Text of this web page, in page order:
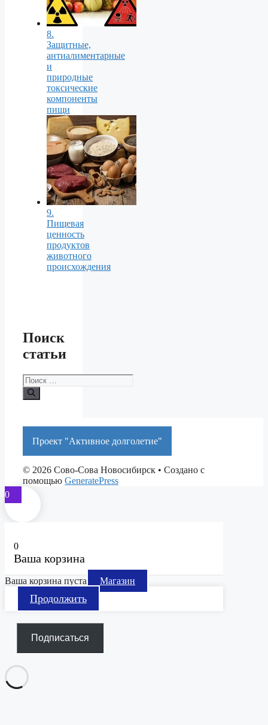
8.
Защитные,
антиалиментарные
и
природные
токсические
компоненты
пищи
9.
Пищевая
ценность
продуктов
животного
происхождения
Поиск
статьи
Поиск:
Проект "Активное долголетие"
© 2026 Сово-Сова Новосибирск • Создано с
помощью GeneratePress
0
0
Ваша корзина
Ваша корзина пуста Магазин
Продолжить
Подписаться